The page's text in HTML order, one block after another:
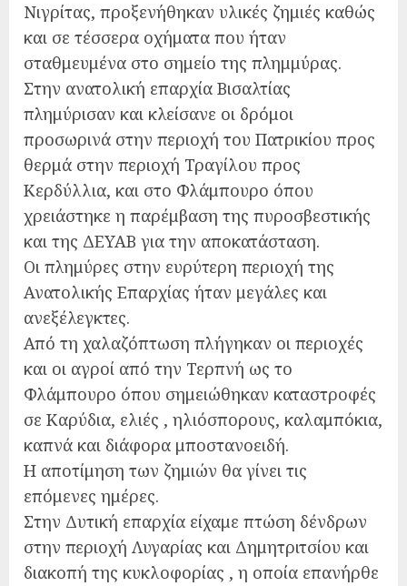
Νιγρίτας, προξενήθηκαν υλικές ζημιές καθώς
και σε τέσσερα οχήματα που ήταν
σταθμευμένα στο σημείο της πλημμύρας.
Στην ανατολική επαρχία Βισαλτίας
πλημύρισαν και κλείσανε οι δρόμοι
προσωρινά στην περιοχή του Πατρικίου προς
θερμά στην περιοχή Τραγίλου προς
Κερδύλλια, και στο Φλάμπουρο όπου
χρειάστηκε η παρέμβαση της πυροσβεστικής
και της ΔΕΥΑΒ για την αποκατάσταση.
Οι πλημύρες στην ευρύτερη περιοχή της
Ανατολικής Επαρχίας ήταν μεγάλες και
ανεξέλεγκτες.
Από τη χαλαζόπτωση πλήγηκαν οι περιοχές
και οι αγροί από την Τερπνή ως το
Φλάμπουρο όπου σημειώθηκαν καταστροφές
σε Καρύδια, ελιές , ηλιόσπορους, καλαμπόκια,
καπνά και διάφορα μποστανοειδή.
Η αποτίμηση των ζημιών θα γίνει τις
επόμενες ημέρες.
Στην Δυτική επαρχία είχαμε πτώση δένδρων
στην περιοχή Λυγαρίας και Δημητριτσίου και
διακοπή της κυκλοφορίας , η οποία επανήρθε